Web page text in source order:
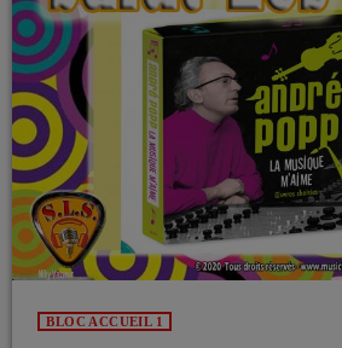
BLOC ACCUEIL 1